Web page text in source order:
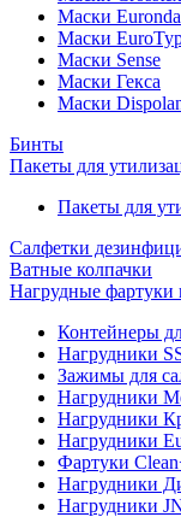
Маски Euronda
Маски
Маски Sense
Маски Гекса
Маски
Бинты
Пакеты для
Пакеты для
Салфетки
Ватные колпачки
Нагрудные фартуки
Контейнеры
Нагрудники
Зажимы для
Нагрудники
Нагрудники
Нагрудники
Фартуки
Нагрудники
Нагрудники